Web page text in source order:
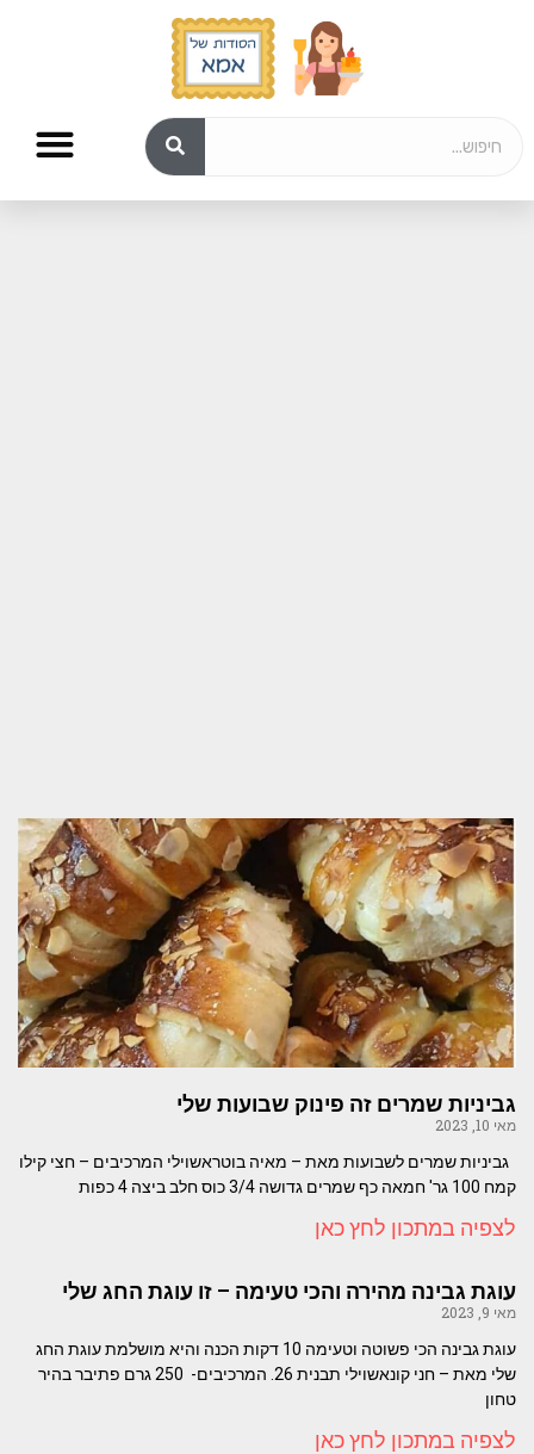
מתכונים לשבועות
גביניות שמרים זה פינוק שבועות שלי
מאי 10, 2023
גביניות שמרים לשבועות מאת – מאיה בוטראשוילי המרכיבים – חצי קילו
קמח 100 גר' חמאה כף שמרים גדושה 3/4 כוס חלב ביצה 4 כפות
לצפיה במתכון לחץ כאן
עוגת גבינה מהירה והכי טעימה – זו עוגת החג שלי
מאי 9, 2023
עוגת גבינה הכי פשוטה וטעימה 10 דקות הכנה והיא מושלמת עוגת החג
שלי מאת – חני קונאשוילי תבנית 26. המרכיבים- 250 גרם פתיבר בהיר
טחון
לצפיה במתכון לחץ כאן